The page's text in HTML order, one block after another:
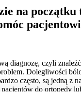
na początku
diagnozę, czyli
Dolegliwości
często, są jedną z
pacjentów do ortopedy
z bólem barku